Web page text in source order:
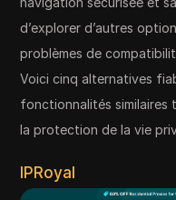
d’explorer d’autres
problèmes de
Voici cinq alternatives
fonctionnalités similaires
la protection de la vie
IPRoyal